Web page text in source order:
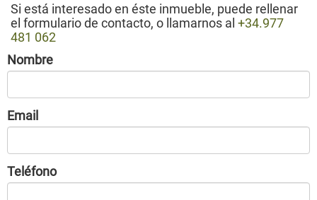
Si está interesado en éste inmueble, puede rellenar
el formulario de contacto, o llamarnos al +34.977
481 062
Nombre
Email
Teléfono